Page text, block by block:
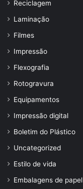
Reciclagem
Laminação
Filmes
Impressão
Flexografia
Rotogravura
Equipamentos
Impressão digital
Boletim do Plástico
Uncategorized
Estilo de vida
Embalagens de papel